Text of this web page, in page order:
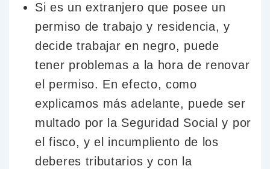
Si es un extranjero que posee un
permiso de trabajo y residencia, y
decide trabajar en negro, puede
tener problemas a la hora de renovar
el permiso. En efecto, como
explicamos más adelante, puede ser
multado por la Seguridad Social y por
el fisco, y el incumpliento de los
deberes tributarios y con la